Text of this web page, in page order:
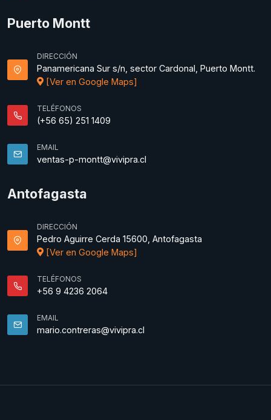
Puerto Montt
DIRECCIÓN
Panamericana Sur s/n, sector Cardonal, Puerto Montt.
[Ver en Google Maps]
TELÉFONOS
(+56 65) 251 1409
EMAIL
ventas-p-montt@vivipra.cl
Antofagasta
DIRECCIÓN
Pedro Aguirre Cerda 15600, Antofagasta
[Ver en Google Maps]
TELÉFONOS
+56 9 4236 2064
EMAIL
mario.contreras@vivipra.cl